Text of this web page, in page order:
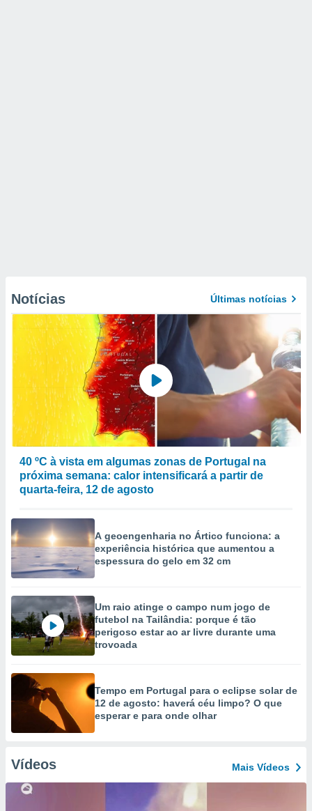
Notícias Últimas notícias
40 ºC à vista em algumas zonas de Portugal na
próxima semana: calor intensificará a partir de
quarta-feira, 12 de agosto
A geoengenharia no Ártico funciona: a
experiência histórica que aumentou a
espessura do gelo em 32 cm
Um raio atinge o campo num jogo de
futebol na Tailândia: porque é tão
perigoso estar ao ar livre durante uma
trovoada
Tempo em Portugal para o eclipse solar de
12 de agosto: haverá céu limpo? O que
esperar e para onde olhar
Vídeos Mais Vídeos